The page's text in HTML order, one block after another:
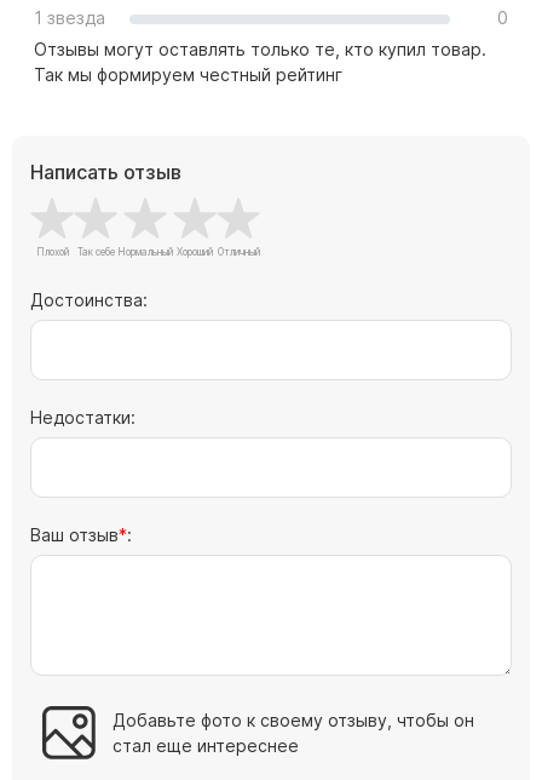
Барельефы
Кресты
Голуби
1 звезда
0
Отзывы могут оставлять только те, кто купил товар.
Так мы формируем честный рейтинг
Написать отзыв
Достоинства:
Недостатки:
Ваш отзыв :
Добавьте фото к своему отзыву, чтобы он
стал еще интереснее